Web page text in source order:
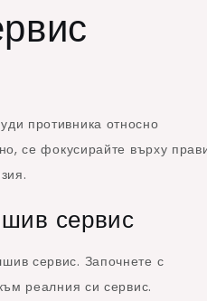
противника относно
се фокусирайте върху
сервис
сервис. Започнете с
реалния си сервис.